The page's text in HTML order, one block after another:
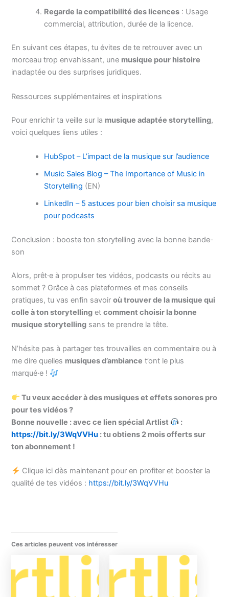
Regarde la compatibilité des licences : Usage
commercial, attribution, durée de la licence.
En suivant ces étapes, tu évites de te retrouver avec un
morceau trop envahissant, une musique pour histoire
inadaptée ou des surprises juridiques.
Ressources supplémentaires et inspirations
Pour enrichir ta veille sur la musique adaptée storytelling,
voici quelques liens utiles :
HubSpot – L’impact de la musique sur l’audience
Music Sales Blog – The Importance of Music in
Storytelling (EN)
LinkedIn – 5 astuces pour bien choisir sa musique
pour podcasts
Conclusion : booste ton storytelling avec la bonne bande-
son
Alors, prêt·e à propulser tes vidéos, podcasts ou récits au
sommet ? Grâce à ces plateformes et mes conseils
pratiques, tu vas enfin savoiroù trouver de la musique qui
colle à ton storytelling etcomment choisir la bonne
musique storytelling sans te prendre la tête.
N’hésite pas à partager tes trouvailles en commentaire ou à
me dire quelles musiques d’ambiance t’ont le plus
marqué·e !
Tu veux accéder à des musiques et effets sonores pro
pour tes vidéos ?
Bonne nouvelle : avec ce lien spécial Artlist
:
https://bit.ly/3WqVVHu : tu obtiens 2 mois offerts sur
ton abonnement !
Clique ici dès maintenant pour en profiter et booster la
qualité de tes vidéos : https://bit.ly/3WqVVHu
Ces articles peuvent vos intéresser